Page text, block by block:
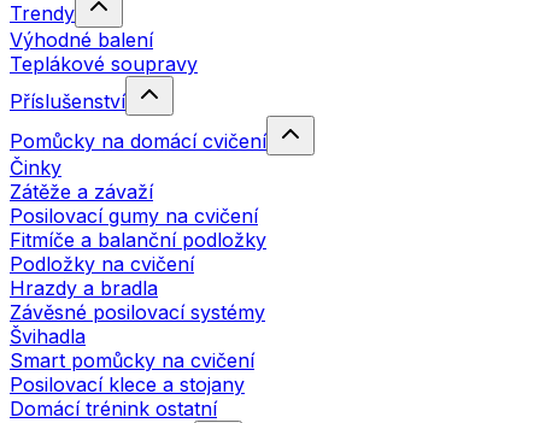
Trendy
Výhodné balení
Teplákové soupravy
Příslušenství
Pomůcky na domácí cvičení
Činky
Zátěže a závaží
Posilovací gumy na cvičení
Fitmíče a balanční podložky
Podložky na cvičení
Hrazdy a bradla
Závěsné posilovací systémy
Švihadla
Smart pomůcky na cvičení
Posilovací klece a stojany
Domácí trénink ostatní